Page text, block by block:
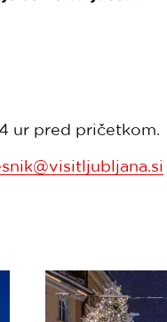
ur pred pričetkom.